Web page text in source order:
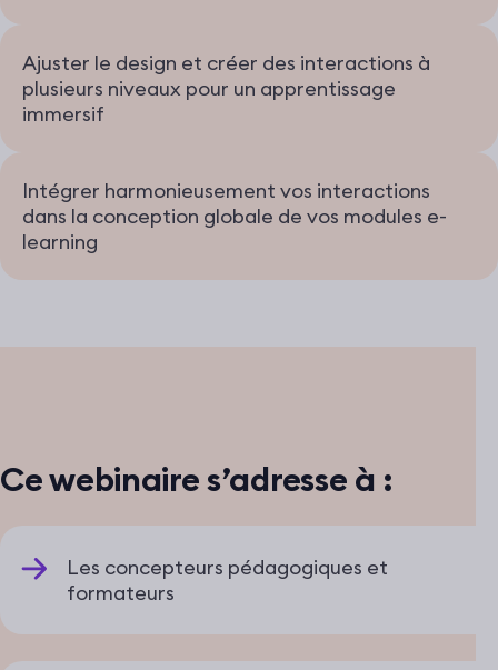
Ajuster le design et créer des interactions à
plusieurs niveaux pour un apprentissage
immersif
Intégrer harmonieusement vos interactions
dans la conception globale de vos modules e-
learning
Ce webinaire s’adresse à :
Les concepteurs pédagogiques et
formateurs